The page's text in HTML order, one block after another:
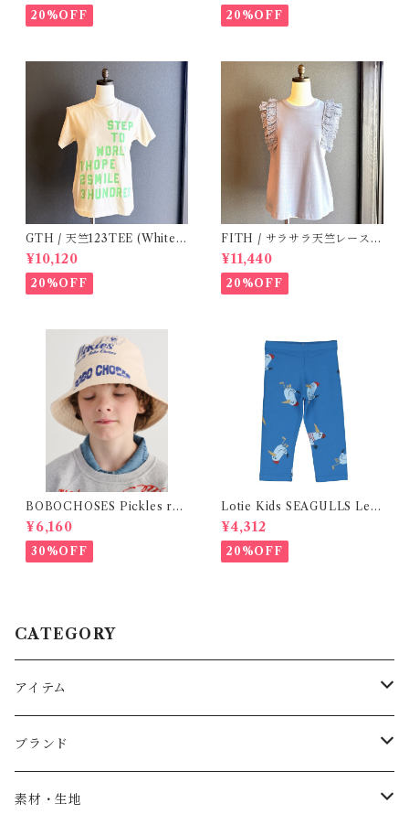
20%OFF 20%OFF
GTH / 天竺123TEE (White)
/ Size 1
¥10,120
20%OFF
FITH / サラサラ天竺レースT
シャツ (BL) / 145・155
¥11,440
20%OFF
BOBOCHOSES Pickles rev
ersible hat / 52,54
¥6,160
30%OFF
Lotie Kids SEAGULLS Leg
gings ( 6m- 24m )
¥4,312
20%OFF
CATEGORY
アイテム
Baby
トップス
ブランド
AS WE GROW
素材・生地